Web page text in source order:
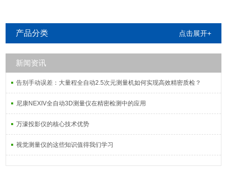
产品分类 点击展开+
新闻资讯
告别手动误差：大量程全自动2.5次元测量机如何实现高效精密质检？
尼康NEXIV全自动3D测量仪在精密检测中的应用
万濠投影仪的核心技术优势
视觉测量仪的这些知识值得我们学习